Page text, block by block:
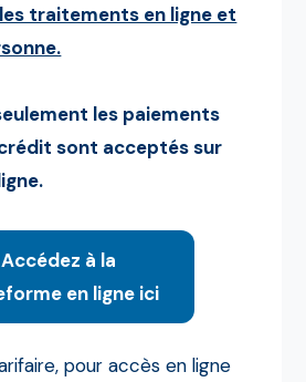
traitements en ligne et
les paiements
sont acceptés sur
Accédez à la
en ligne ici
pour accès en ligne